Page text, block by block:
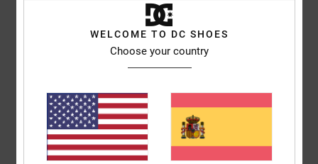
5/5
19. febrero 2026
Compra verificada
Una chaqueta estupenda
Mostrar original - Italiano
Comodidad: 5/5 Relación calidad-precio : 5/5 Talla
Material: 5/5 Color: 5/5
WELCOME TO DC SHOES
Choose your country